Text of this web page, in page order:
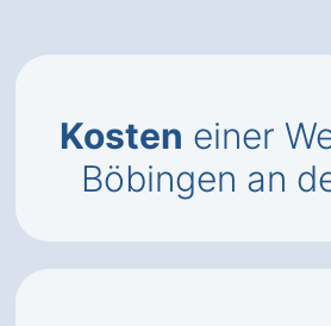
Kosten einer
Böbingen an